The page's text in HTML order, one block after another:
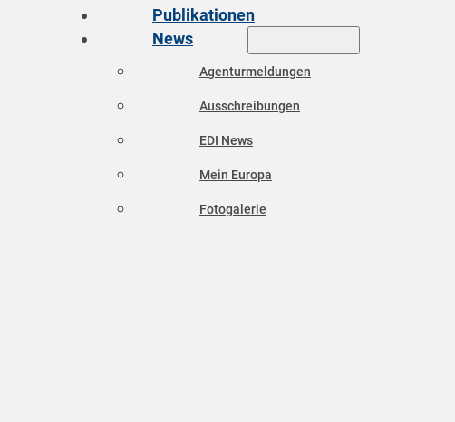
Publikationen
News
Agenturmeldungen
Ausschreibungen
EDI News
Mein Europa
Fotogalerie